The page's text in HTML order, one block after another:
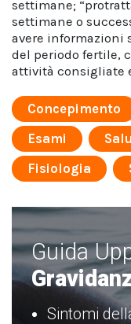
settimane;
settimane o
avere informazioni
del periodo fertile,
attività consigliate
Concepimento
Esami
Fisiologia
Guida
Sintomi